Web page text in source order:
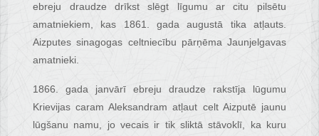
ebreju draudze drīkst slēgt līgumu ar citu pilsētu
amatniekiem, kas 1861. gada augustā tika atļauts.
Aizputes sinagogas celtniecību pārņēma Jaunjelgavas
amatnieki.
1866. gada janvārī ebreju draudze rakstīja lūgumu
Krievijas caram Aleksandram atļaut celt Aizputē jaunu
lūgšanu namu, jo vecais ir tik sliktā stāvoklī, ka kuru